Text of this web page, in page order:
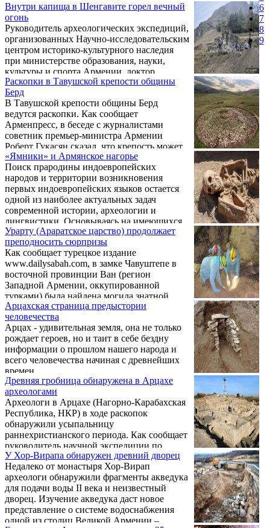
Симонян лично руководил
археологическими экспедициями Центра, в
результате которых были исследованы
десятки ...
Внутри капища в Шенгавите горел вечный
огонь
Руководитель археологических экспедиций,
организованных Научно-исследовательским
центром историко-культурного наследия
при министерстве образования, науки,
культуры и спорта Армении, доктор
исторических наук, профессор Акоп
Симонян рассказал агентству Sputnik
Армения о некоторых археологических
открытиях в Армении, которые
перевернули представления и знания об
Армянском нагорье, стране и регионе.
Симонян лично руководил
археологическими экспедициями Центра, в
результате которых были исследованы
десятки ...
Раскопки в Тавушской крепости общины
Берд
В Тавушской крепости общины Берд
ведутся раскопки. Как сообщает
Арменпресс, в беседе с журналистами
советник премьер-министра Армении
Роберт Гукасян сказал, что крепость может
стать новым стимулом для развития
туризма.
«Ямники» и Армянское нагорье
Поиск прародины индоевропейских
народов и территории возникновения
первых индоевропейских языков остается
одной из наиболее актуальных задач
современной истории, археологии и
лингвистики. Основываясь на имеющихся
сегодня археологических и
антропологических данных, ученые
связывают далекое прошлое
индоевропейских народов с так называемой
ямной культурой, датируемой IV-III
тысячелетиями до н.э.
Урарту (Араратское царство) продолжает
преподносить сюрпризы
Как сообщает турецкое издание
www.dailysabah.com, в замке Чавуштепе в
восточной провинции Ван (регион
Западной Армении, оккупированной
турками) была найдена могила знатной
урартской женщины, похороненной вместе
со своими драгоценностями. Теперь
антропологи команды намерены
исследовать скелет в лабораторных
условиях, чтобы определить причину
смерти и точный возраст женщины.
Арцахская страница предыстории
человечества
Арцах - удивительная земля, она не только
рождает героев, но и таит в себе бездну
информации о прошлом нашего народа и
всего человечества начиная с древнейших
времен.
Древняя гробница обнаружена в Арцахе
археологами
Археологи в Арцахе (Нагорно-Карабахская
Республика, НКР) в ходе раскопок
обнаружили усыпальницу
раннехристианского периода. Как сообщает
руководитель научной экспедиции по
изучению территории арцахского
Тигранакерта Гамлет Петросян, раскопки
велись в г. Мартакерт, а склеп был
обнаружен на месте строительных работ.
У Хор-Вирапа обнаружен древний дворец
Недалеко от монастыря Хор-Вирап
археологи обнаружили фрагменты акведука
для подачи воды II века и неизвестный
дворец. Изучение акведука даст новое
представление о системе водоснабжения
одной из столиц Великой Армении –
6
7
8
9